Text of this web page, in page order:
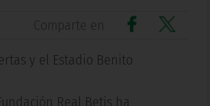
Comparte en
y el Estadio Benito
Real Betis ha